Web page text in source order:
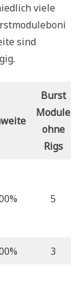
viele
sind
Burst
Module
ohne
Rigs
5
3